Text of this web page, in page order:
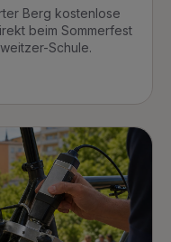
Berg kostenlose
beim Sommerfest
Schule.